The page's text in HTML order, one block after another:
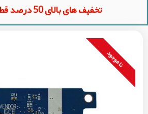
تخفیف های بالای 50 درصد قطعات تبلت
نا موجود